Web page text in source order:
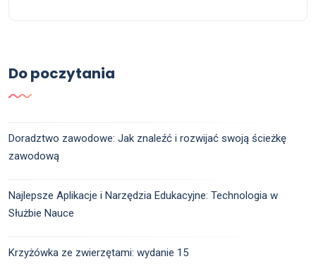
Do poczytania
Doradztwo zawodowe: Jak znaleźć i rozwijać swoją ścieżkę
zawodową
Najlepsze Aplikacje i Narzędzia Edukacyjne: Technologia w
Służbie Nauce
Krzyżówka ze zwierzętami: wydanie 15